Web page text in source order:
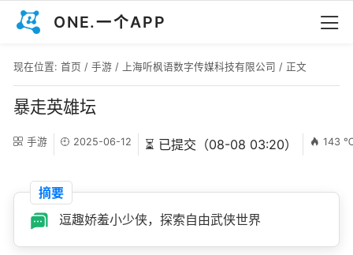
ONE.一个APP
现在位置: 首页 / 手游 / 上海听枫语数字传媒科技有限公司 / 正文
暴走英雄坛
手游 2025-06-12 ⏳ 已提交（08-08 03:20） 143
摘要
逗趣娇羞小少侠，探索自由武侠世界